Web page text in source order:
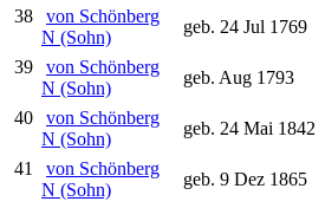
38
von Schönberg
N (Sohn)
geb. 24 Jul 1769
39
von Schönberg
N (Sohn)
geb. Aug 1793
40
von Schönberg
N (Sohn)
geb. 24 Mai 1842
41
von Schönberg
N (Sohn)
geb. 9 Dez 1865